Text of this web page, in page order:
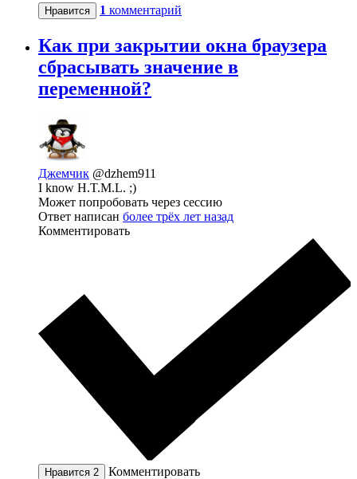
Нравится 1 комментарий
Как при закрытии окна браузера
сбрасывать значение в
переменной?
Джемчик @dzhem911
I know H.T.M.L. ;)
Может попробовать через сессию
Ответ написан более трёх лет назад
Комментировать
Нравится 2 Комментировать